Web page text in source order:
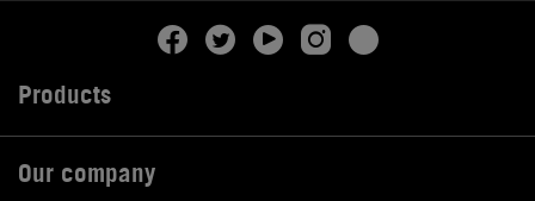
Products
Our company